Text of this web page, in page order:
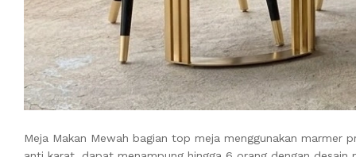
Meja Makan Mewah bagian top meja menggunakan marmer